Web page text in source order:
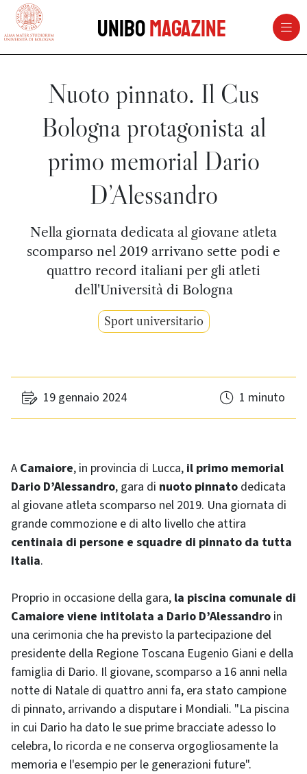
vai al contenuto della pagina
UniboMagazine
Nuoto pinnato. Il Cus
Bologna protagonista al
primo memorial Dario
D’Alessandro
Nella giornata dedicata al giovane atleta
scomparso nel 2019 arrivano sette podi e
quattro record italiani per gli atleti
dell'Università di Bologna
Sport universitario
19 gennaio 2024 1 minuto
A Camaiore, in provincia di Lucca, il primo memorial
Dario D’Alessandro, gara di nuoto pinnato dedicata
al giovane atleta scomparso nel 2019. Una giornata di
grande commozione e di alto livello che attira
centinaia di persone e squadre di pinnato da tutta
Italia.
Proprio in occasione della gara, la piscina comunale di
Camaiore viene intitolata a Dario D’Alessandro in
una cerimonia che ha previsto la partecipazione del
presidente della Regione Toscana Eugenio Giani e della
famiglia di Dario. Il giovane, scomparso a 16 anni nella
notte di Natale di quattro anni fa, era stato campione
di pinnato, arrivando a disputare i Mondiali. "La piscina
in cui Dario ha dato le sue prime bracciate adesso lo
celebra, lo ricorda e ne conserva orgogliosamente la
memoria e l'esempio per le generazioni future".